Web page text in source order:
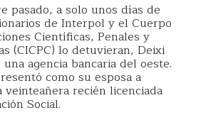
pasado, a solo unos días de
de Interpol y el Cuerpo
Científicas, Penales y
(CICPC) lo detuvieran, Deixi
agencia bancaria del oeste.
como su esposa a
veinteañera recién licenciada
Social.